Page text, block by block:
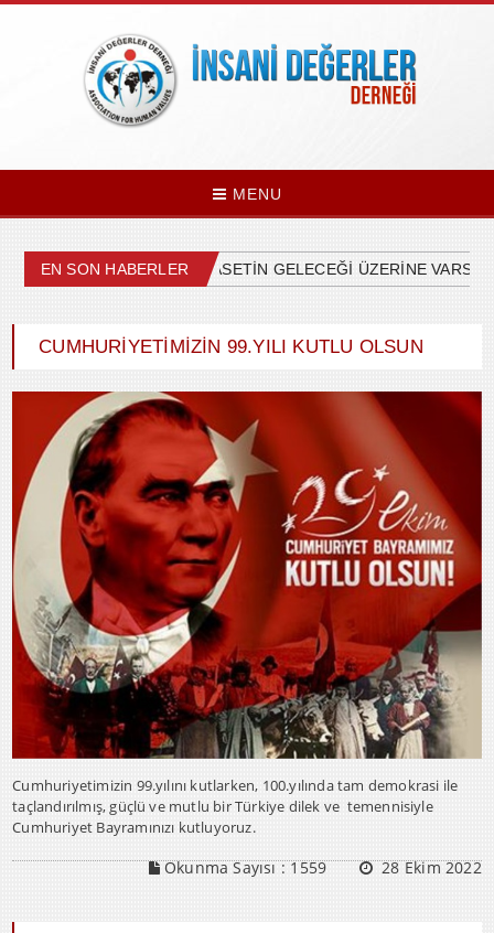
MENU
EN SON HABERLER
ÜLKEMİZDEKİ SİYASETİN GELECEĞİ ÜZERİNE
CUMHURİYETİMİZİN 99.YILI KUTLU OLSUN
Cumhuriyetimizin 99.yılını kutlarken, 100.yılında tam demokrasi ile
taçlandırılmış, güçlü ve mutlu bir Türkiye dilek ve temennisiyle
Cumhuriyet Bayramınızı kutluyoruz.
Okunma Sayısı :1559 28 Ekim 2022